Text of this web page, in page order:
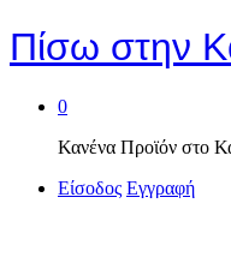
Πίσω στην
0
Κανένα Προϊόν στο
Είσοδος Εγγραφή